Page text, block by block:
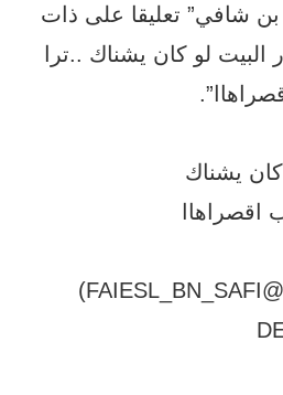
شافي” تعليقا على ذات
لو كان يشناك ..ترا
يشناك
اقصراهاا
— فيصل بن شافي (@FAIESL_BN_SAFI)